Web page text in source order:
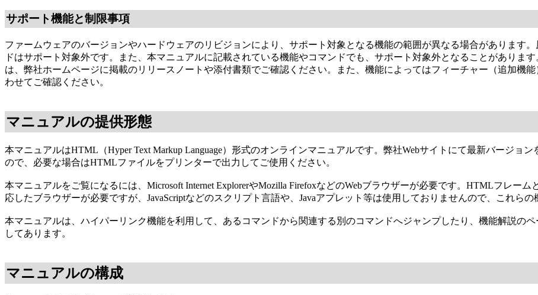
サポート機能と制限事項
ファームウェアのバージョンやハードウェアのリビジョンにより、サポート対象となる機能の範囲が異なる場合があります
ドはサポート対象外です。また、本マニュアルに記載されている機能やコマンドでも、サポート対象外となることがありま
は、弊社ホームページに掲載のリリースノートや添付書類でご確認ください。また、機能によってはフィーチャー（追加機
わせてご確認ください。
マニュアルの提供形態
本マニュアルはHTML（Hyper Text Markup Language）形式のオンラインマニュアルです。弊社Webサイトにて最新バージョ
ので、必要な場合はHTMLファイルをプリンターで出力してご使用ください。
本マニュアルをご覧になるには、Microsoft Internet ExplorerやMozilla FirefoxなどのWebブラウザーが必要です。HTMLフレー
応したブラウザーが必要ですが、JavaScriptなどのスクリプト言語や、Javaアプレット等は使用しておりませんので、これらの
本マニュアルは、ハイパーリンク機能を利用して、あるコマンドから関連する別のコマンドへジャンプしたり、機能解説の
してあります。
マニュアルの構成